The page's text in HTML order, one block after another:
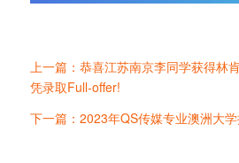
上一篇：恭喜江苏南京李同学获得林
凭录取Full-offer!
下一篇：2023年QS传媒专业澳洲大